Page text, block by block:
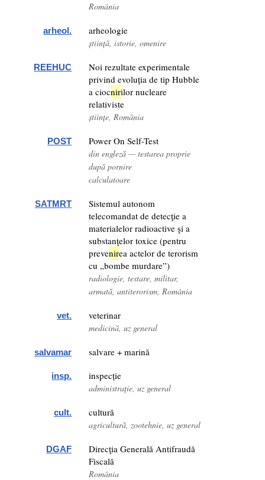
România
arheol. arheologie
știință, istorie, omenire
REEHUC
Noi rezultate experimentale
privind evoluția de tip Hubble
a ciocnirilor nucleare
relativiste
științe, România
POST Power On Self-Test
din engleză — testarea proprie
după pornire
calculatoare
SATMRT
Sistemul autonom
telecomandat de detecţie a
materialelor radioactive şi a
substanţelor toxice (pentru
prevenirea actelor de terorism
cu „bombe murdare”)
radiologie, testare, militar,
armată, antiterorism, România
vet. veterinar
medicină, uz general
salvamar salvare + marină
insp. inspecție
administrație, uz general
cult. cultură
agricultură, zootehnie, uz general
DGAF
Direcţia Generală Antifraudă
Fiscală
România